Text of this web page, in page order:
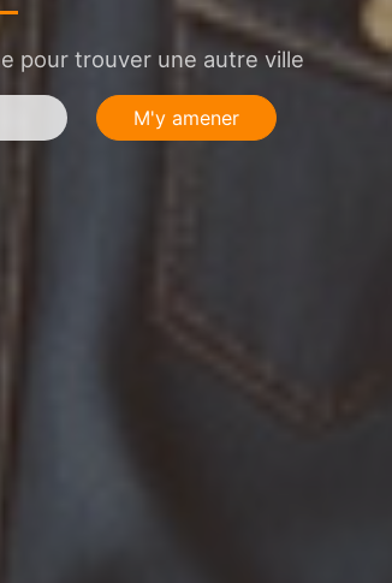
pour trouver une autre ville
M'y amener